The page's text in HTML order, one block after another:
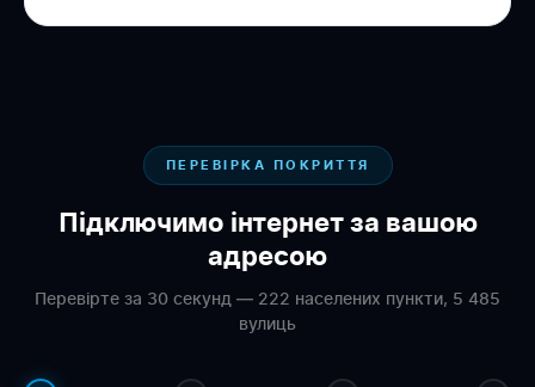
ПЕРЕВІРКА ПОКРИТТЯ
Підключимо інтернет за вашою
адресою
Перевірте за 30 секунд — 222 населених пункти, 5 485
вулиць